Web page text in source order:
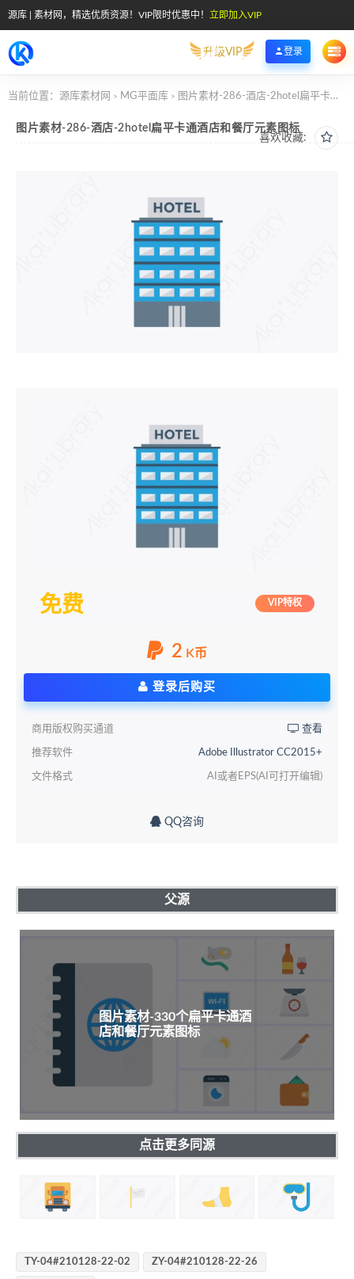
源库 | 素材网，精选优质资源！VIP限时优惠中！ 立即加入VIP
升级VIP 登录
当前位置： 源库素材网 > MG平面库 > 图片素材-286-酒店-2hotel扁平卡通酒店和餐厅元素图标
喜欢收藏:
图片素材-286-酒店-2hotel扁平卡通酒店和餐厅元素图标
免费 VIP特权
2 K币
登录后购买
商用版权购买通道 查看
推荐软件 Adobe Illustrator CC2015+
文件格式 AI或者EPS(AI可打开编辑)
QQ咨询
父源
图片素材-330个扁平卡通酒
店和餐厅元素图标
点击更多同源
TY-04#210128-22-02 ZY-04#210128-22-26